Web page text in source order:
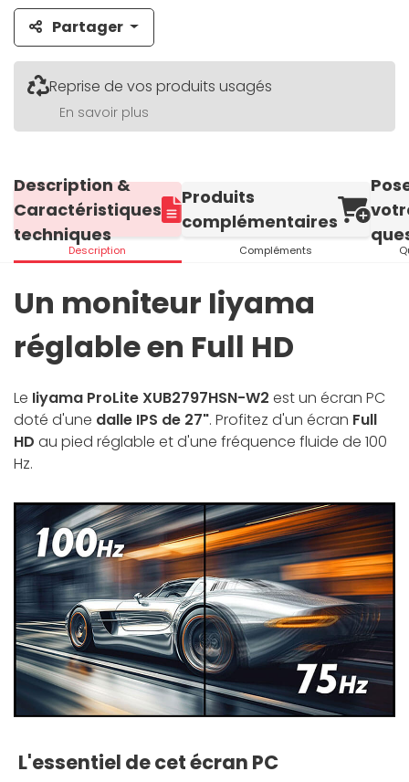
Partager
Reprise de vos produits usagés
En savoir plus
Description &
Caractéristiques
techniques
Description
Produits
complémentaires
Compléments
Un moniteur Iiyama
réglable en Full HD
Le Iiyama ProLite XUB2797HSN-W2 est un écran PC
doté d'une dalle IPS de 27". Profitez d'un écran Full
HD au pied réglable et d'une fréquence fluide de 100
Hz.
L'essentiel de cet écran PC